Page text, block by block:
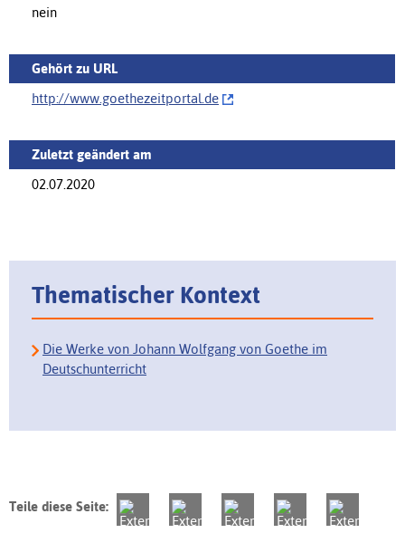
nein
Gehört zu URL
http://‌www.goethezeitportal.de
Zuletzt geändert am
02.07.2020
Thematischer Kontext
Die Werke von Johann Wolfgang von Goethe im
Deutschunterricht
Teile diese Seite: